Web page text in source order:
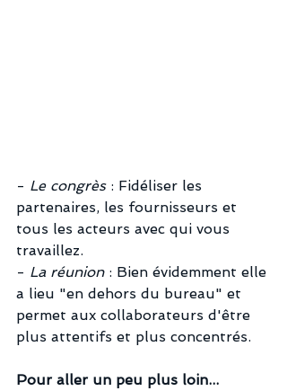
- Le congrès : Fidéliser les
partenaires, les fournisseurs et
tous les acteurs avec qui vous
travaillez.
- La réunion : Bien évidemment elle
a lieu "en dehors du bureau" et
permet aux collaborateurs d'être
plus attentifs et plus concentrés.
Pour aller un peu plus loin...